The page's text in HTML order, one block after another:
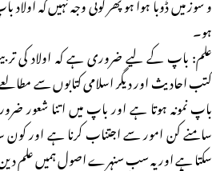
ہو۔
علم: باپ کے لیے ضروری ہے کہ اولاد کی
کتب احادیث اور دیگر اسلامی کتابوں سے
باپ نمونہ ہوتا ہے اور باپ میں اتنا شعور
سامنے کن امور سے اجتناب کرنا ہے اور کون
سکتا ہے اور یہ سب سنہرے اصول ہمیں